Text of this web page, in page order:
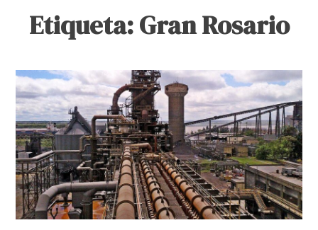
Etiqueta:Gran Rosario